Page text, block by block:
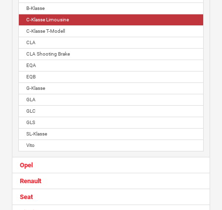
B-Klasse
C-Klasse Limousine
C-Klasse T-Modell
CLA
CLA Shooting Brake
EQA
EQB
G-Klasse
GLA
GLC
GLS
SL-Klasse
Vito
Opel
Renault
Seat